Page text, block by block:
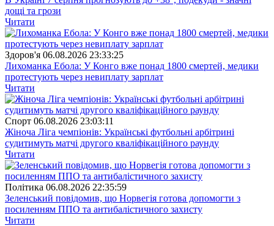
дощі та грози
Читати
Здоров'я 06.08.2026 23:33:25
Лихоманка Ебола: У Конго вже понад 1800 смертей, медики
протестують через невиплату зарплат
Читати
Спорт 06.08.2026 23:03:11
Жіноча Ліга чемпіонів: Українські футбольні арбітрині
судитимуть матчі другого кваліфікаційного раунду
Читати
Полiтика 06.08.2026 22:35:59
Зеленський повідомив, що Норвегія готова допомогти з
посиленням ППО та антибалістичного захисту
Читати